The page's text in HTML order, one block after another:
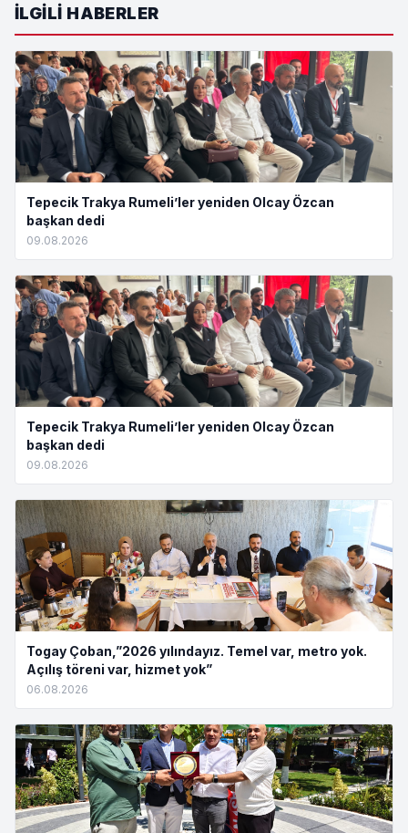
İLGILI HABERLER
Tepecik Trakya Rumeli’ler yeniden Olcay Özcan
başkan dedi
09.08.2026
Tepecik Trakya Rumeli’ler yeniden Olcay Özcan
başkan dedi
09.08.2026
Togay Çoban,”2026 yılındayız. Temel var, metro yok.
Açılış töreni var, hizmet yok”
06.08.2026